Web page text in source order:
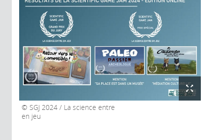
SGJ 2024 / La science entre
en jeu